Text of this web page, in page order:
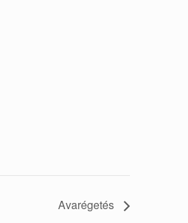
Avarégetés